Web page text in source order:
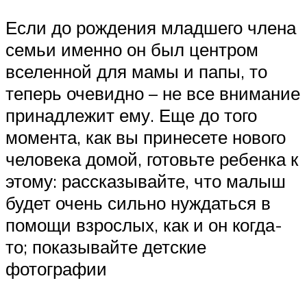
Если до рождения младшего члена
семьи именно он был центром
вселенной для мамы и папы, то
теперь очевидно – не все внимание
принадлежит ему. Еще до того
момента, как вы принесете нового
человека домой, готовьте ребенка к
этому: рассказывайте, что малыш
будет очень сильно нуждаться в
помощи взрослых, как и он когда-
то; показывайте детские
фотографии